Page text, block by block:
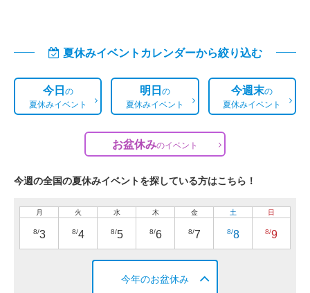
夏休みイベントカレンダーから絞り込む
今日の
夏休みイベント
明日の
夏休みイベント
今週末の
夏休みイベント
お盆休みのイベント
今週の全国の夏休みイベントを探している方はこちら！
月
8/3
火
8/4
水
8/5
木
8/6
金
8/7
土
8/8
日
8/9
今年のお盆休み